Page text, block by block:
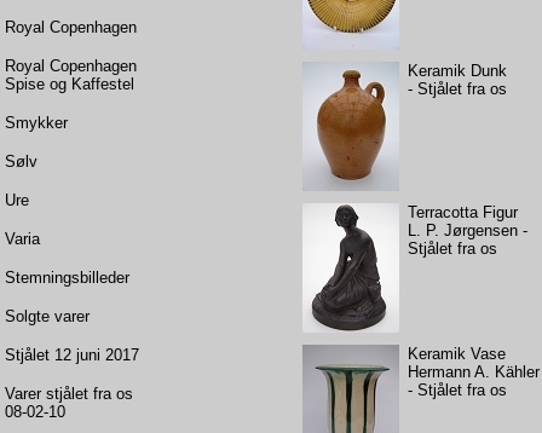
Royal Copenhagen
Royal Copenhagen
Spise og Kaffestel
Smykker
Sølv
Ure
Varia
Stemningsbilleder
Solgte varer
Stjålet 12 juni 2017
Varer stjålet fra os
08-02-10
Keramik Dunk
- Stjålet fra os
Terracotta Figur
L. P. Jørgensen -
Stjålet fra os
Keramik Vase
Hermann A. Kähler
- Stjålet fra os